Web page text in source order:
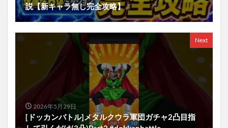
説【新キャラ無し完全攻略】
Next
2026年5月29日
[ドッカンバトル]メタルクウラ軍団ガチャ2凸目指